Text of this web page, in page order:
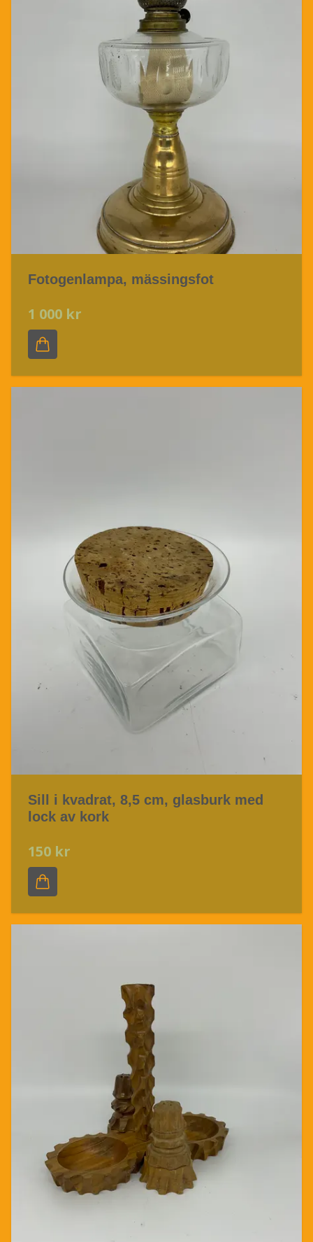
Fotogenlampa, mässingsfot
1 000 kr
Sill i kvadrat, 8,5 cm, glasburk med
lock av kork
150 kr